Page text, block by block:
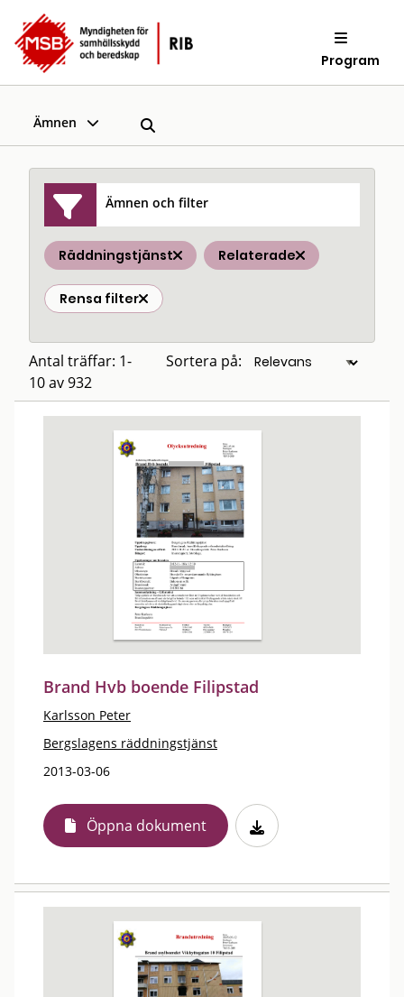
Program
Ämnen
Ämnen och filter
Räddningstjänst Relaterade
Rensa filter
Antal träffar: 1-
10 av 932
Sortera på:
Brand Hvb boende Filipstad
Karlsson Peter
Bergslagens räddningstjänst
2013-03-06
Öppna dokument